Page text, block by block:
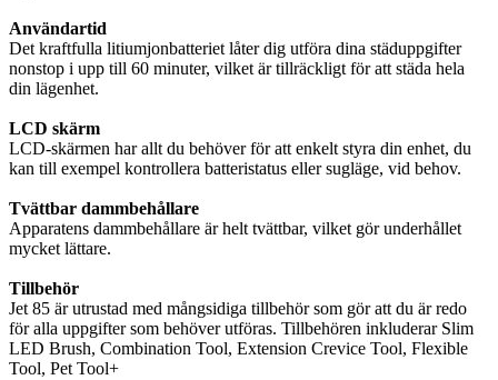
Användartid
Det kraftfulla litiumjonbatteriet låter dig utföra dina städuppgifter
nonstop i upp till 60 minuter, vilket är tillräckligt för att städa hela
din lägenhet.
LCD skärm
LCD-skärmen har allt du behöver för att enkelt styra din enhet, du
kan till exempel kontrollera batteristatus eller sugläge, vid behov.
Tvättbar dammbehållare
Apparatens dammbehållare är helt tvättbar, vilket gör underhållet
mycket lättare.
Tillbehör
Jet 85 är utrustad med mångsidiga tillbehör som gör att du är redo
för alla uppgifter som behöver utföras. Tillbehören inkluderar Slim
LED Brush, Combination Tool, Extension Crevice Tool, Flexible
Tool, Pet Tool+